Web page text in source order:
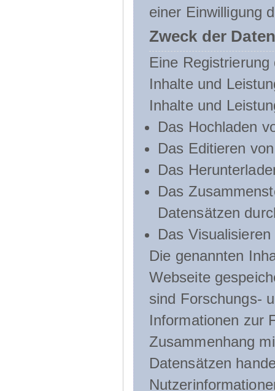
einer Einwilligung
Zweck der
Eine
Inhalte und
Inhalte und
Das Hochladen
Das Editieren
Das
Das
Datensätzen
Das
Die genannten
Webseite
sind Forschungs-
Informationen zur
Zusammenhang
Datensätzen